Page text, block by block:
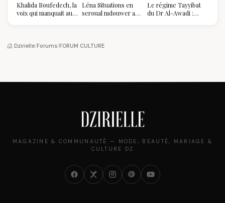
Khalida Boufedech, la
voix qui manquait au
Léna Situations en
seroual mdouwer au
pièce mode de l'été
Le régime Tayyibat
du Dr Al-Awadi :
Dzirielle/Forums/FORUM CULTURE
MAGAZINE & COMMUNAUTÉ — MODE, BEAUTÉ, MARIAGE &
CULTURE DZ